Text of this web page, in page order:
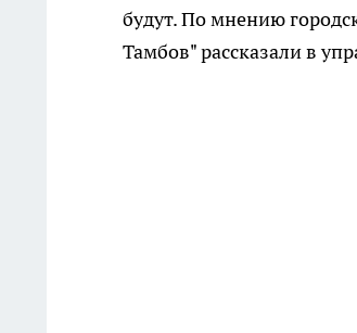
будут. По мнению
Тамбов" рассказали в